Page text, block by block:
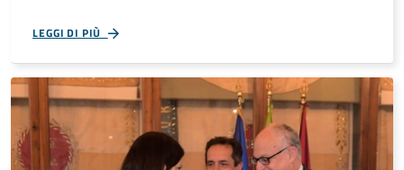
LEGGI DI PIÙ